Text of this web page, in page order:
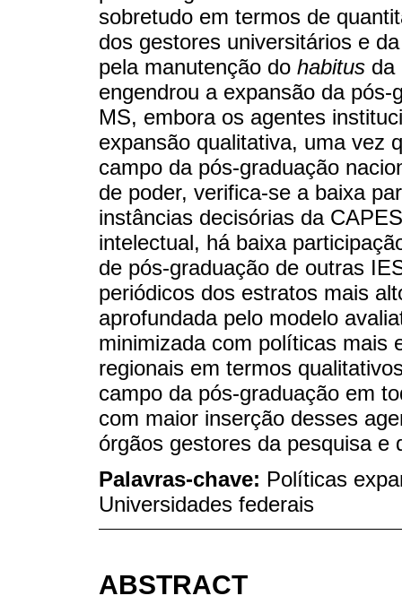
sobretudo em termos de
dos gestores universitários e
pela manutenção do habitus da
engendrou a expansão da
MS, embora os agentes
expansão qualitativa, uma vez
campo da pós-graduação
de poder, verifica-se a baixa
instâncias decisórias da
intelectual, há baixa
de pós-graduação de outras
periódicos dos estratos mais
aprofundada pelo modelo
minimizada com políticas mais
regionais em termos
campo da pós-graduação em
com maior inserção desses
órgãos gestores da pesquisa e
Palavras-chave: Políticas
Universidades federais
ABSTRACT